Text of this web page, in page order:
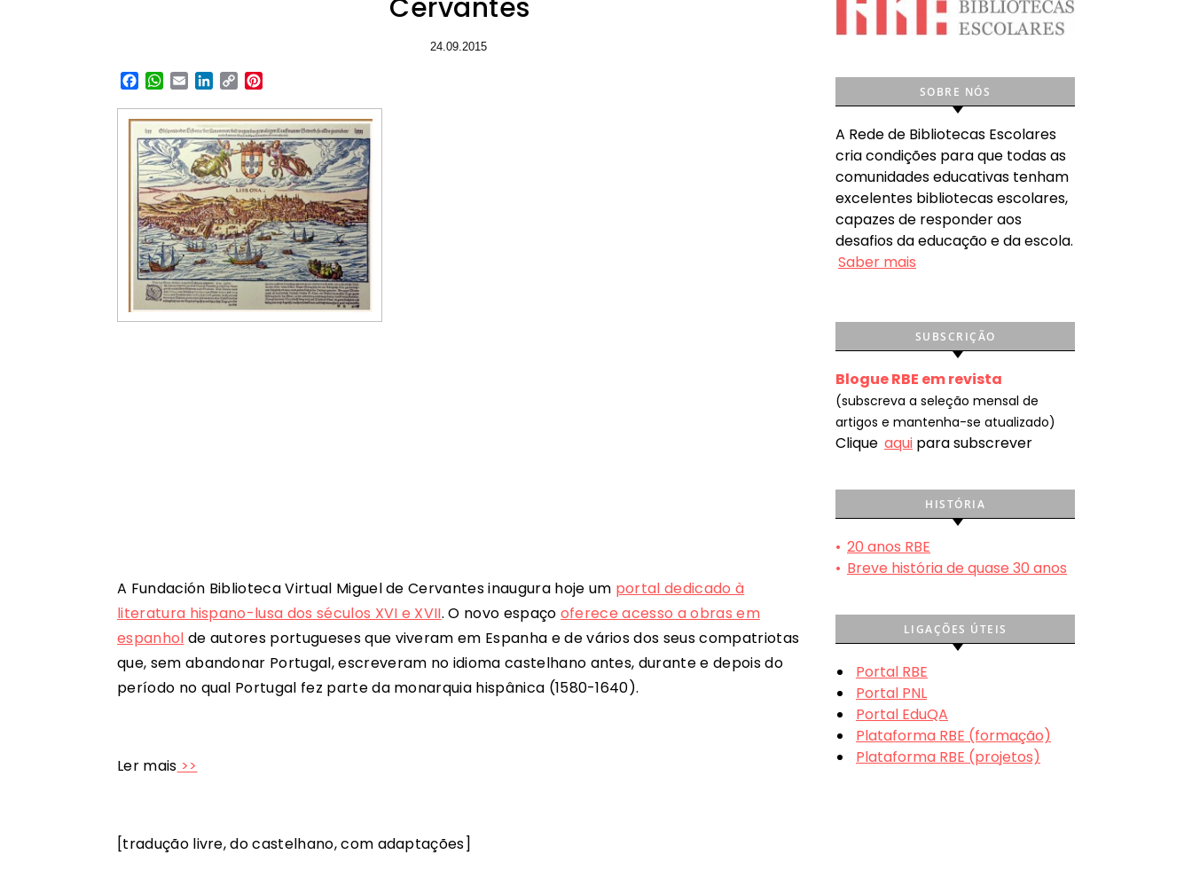
Cervantes
24.09.2015
Facebook
WhatsApp
EmailLinkedIn
Copy
A Fundación Biblioteca Virtual Miguel de Cervantes inaugura hoje um portal dedicado à
literatura hispano-lusa dos séculos XVI e XVII. O novo espaço oferece acesso a obras em
espanhol de autores portugueses que viveram em Espanha e de vários dos seus compatriotas
que, sem abandonar Portugal, escreveram no idioma castelhano antes, durante e depois do
período no qual Portugal fez parte da monarquia hispânica (1580-1640).
Ler mais >>
[tradução livre, do castelhano, com adaptações]
SOBRE NÓS
A Rede de Bibliotecas Escolares
cria condições para que todas as
comunidades educativas tenham
excelentes bibliotecas escolares,
capazes de responder aos
desafios da educação e da escola.
Saber mais
SUBSCRIÇÃO
Blogue RBE em revista
(subscreva a seleção mensal de
artigos e mantenha-se atualizado)
Clique aqui para subscrever
HISTÓRIA
• 20 anos RBE
• Breve história de quase 30 anos
LIGAÇÕES ÚTEIS
Portal RBE
Portal PNL
Portal EduQA
Plataforma RBE (formação)
Plataforma RBE (projetos)